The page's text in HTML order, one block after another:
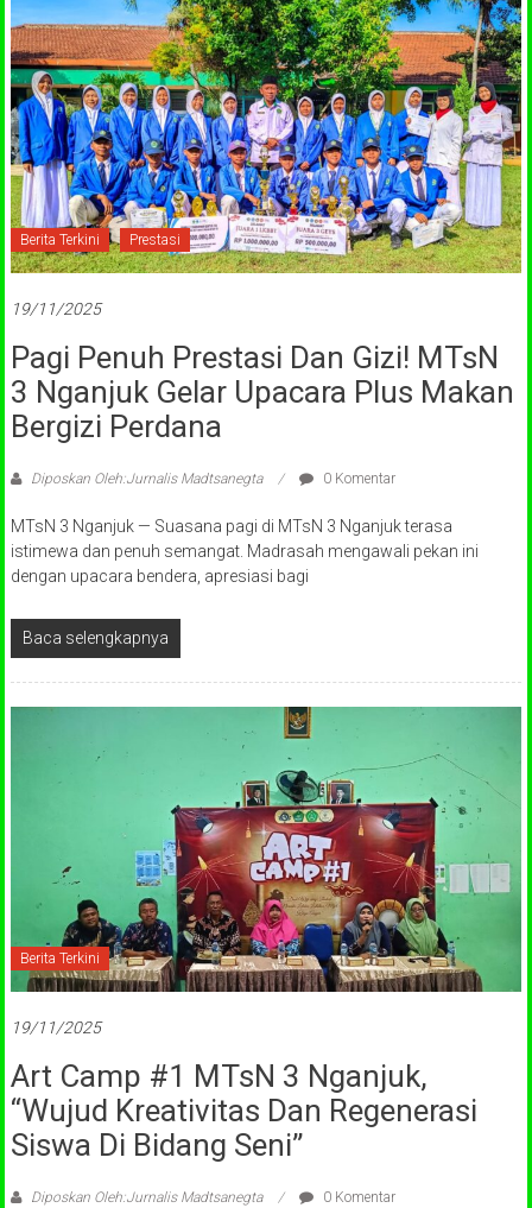
Berita Terkini Prestasi
19/11/2025
Pagi Penuh Prestasi Dan Gizi! MTsN
3 Nganjuk Gelar Upacara Plus Makan
Bergizi Perdana
Diposkan Oleh:Jurnalis Madtsanegta 0 Komentar
MTsN 3 Nganjuk — Suasana pagi di MTsN 3 Nganjuk terasa
istimewa dan penuh semangat. Madrasah mengawali pekan ini
dengan upacara bendera, apresiasi bagi
Baca selengkapnya
Berita Terkini
19/11/2025
Art Camp #1 MTsN 3 Nganjuk,
“Wujud Kreativitas Dan Regenerasi
Siswa Di Bidang Seni”
Diposkan Oleh:Jurnalis Madtsanegta 0 Komentar